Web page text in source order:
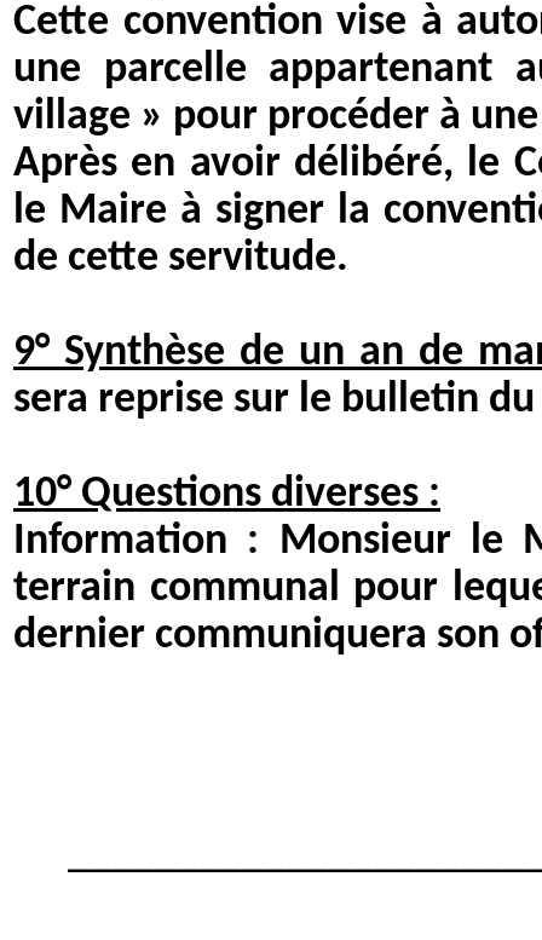
Cette convention vise à
une parcelle appartenant
village » pour procéder à
Après en avoir délibéré, le
le Maire à signer la
de cette servitude.
9° Synthèse de un an de
sera reprise sur le bulletin
10° Questions diverses :
Information : Monsieur le
terrain communal pour
dernier communiquera son